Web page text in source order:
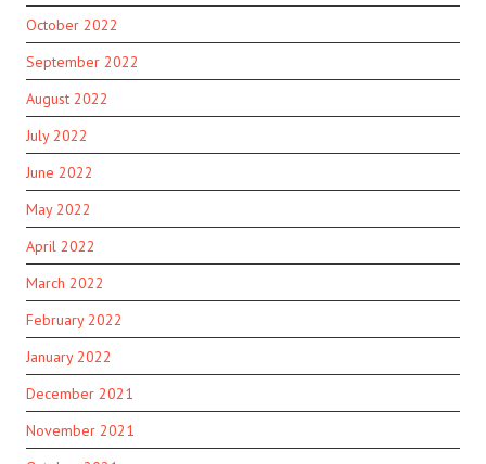
October 2022
September 2022
August 2022
July 2022
June 2022
May 2022
April 2022
March 2022
February 2022
January 2022
December 2021
November 2021